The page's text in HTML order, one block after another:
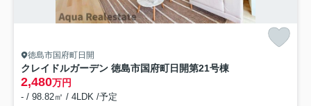
徳島市国府町日開
クレイドルガーデン 徳島市国府町日開第21号棟
2,480万円
- / 98.82㎡ / 4LDK /予定